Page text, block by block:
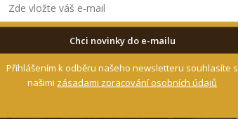
Chci novinky do e-mailu
Přihlášením k odběru našeho newsletteru souhlasíte s
našimi zásadami zpracování osobních údajů